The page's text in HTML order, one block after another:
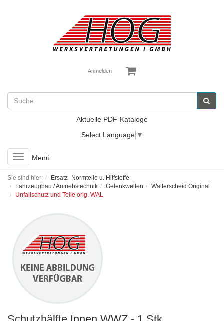
Anmelden
Aktuelle PDF-Kataloge
Select Language ▼
Toggle
navigation
Menü
Sie sind hier:
Ersatz -Normteile u. Hilfstoffe
Fahrzeugbau / Antriebstechnik
Gelenkwellen
Walterscheid Original
Unfallschutz und Teile orig. WAL